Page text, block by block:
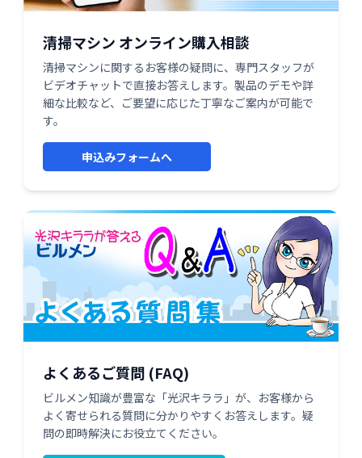
清掃マシン オンライン購入相談
清掃マシンに関するお客様の疑問に、専門スタッフが
ビデオチャットで直接お答えします。製品のデモや詳
細な比較など、ご要望に応じた丁寧なご案内が可能で
す。
申込みフォームへ
よくあるご質問 (FAQ)
ビルメン知識が豊富な「光沢キララ」が、お客様から
よく寄せられる質問に分かりやすくお答えします。疑
問の即時解決にお役立てください。